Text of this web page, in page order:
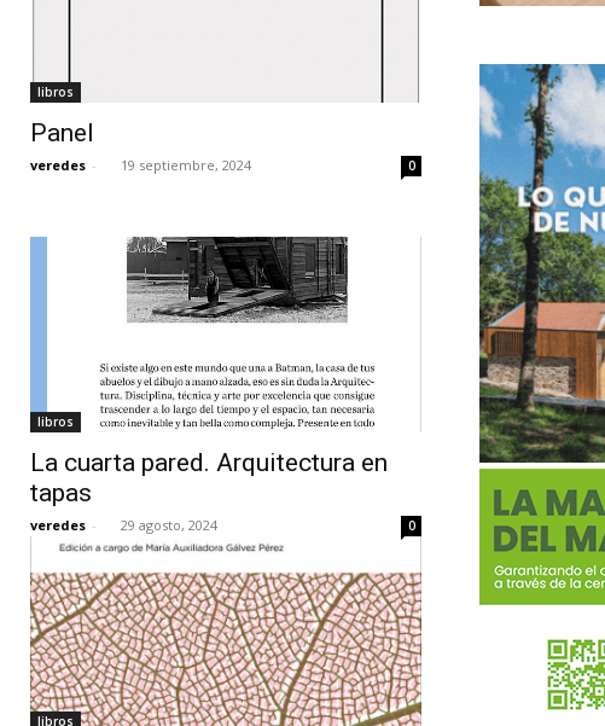
libros
Panel
veredes - 19 septiembre, 2024 0
libros
La cuarta pared. Arquitectura en
tapas
veredes - 29 agosto, 2024 0
libros